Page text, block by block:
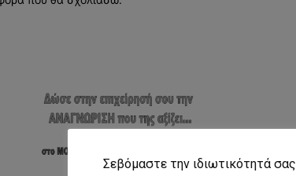
Σεβόμαστε την ιδιωτικότητά σας